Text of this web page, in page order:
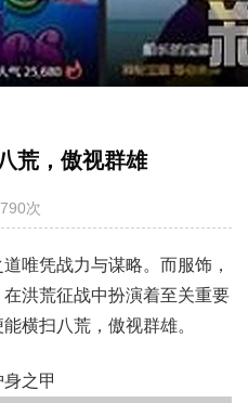
荒，傲视群雄
790次
唯凭战力与谋略。而服饰，
洪荒征战中扮演着至关重要
横扫八荒，傲视群雄。
之甲